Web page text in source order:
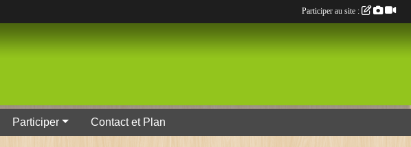
Participer Contact et Plan
Participer au site :